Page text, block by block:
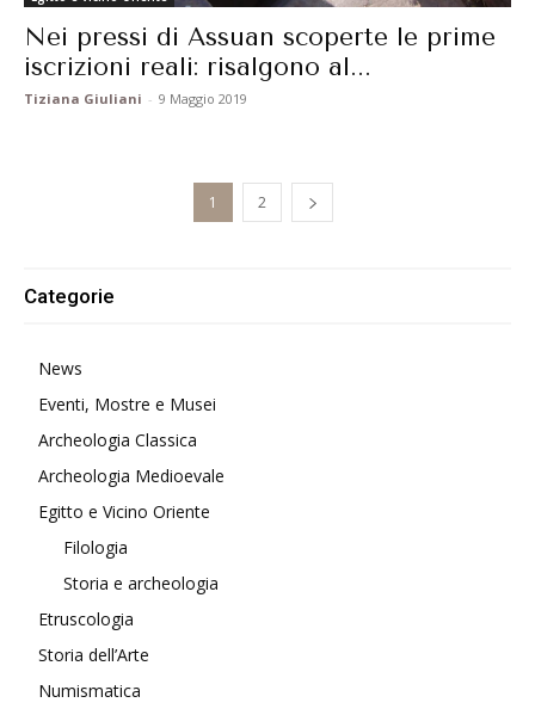
Nei pressi di Assuan scoperte le prime
iscrizioni reali: risalgono al...
Tiziana Giuliani - 9 Maggio 2019
1 2
Categorie
News
Eventi, Mostre e Musei
Archeologia Classica
Archeologia Medioevale
Egitto e Vicino Oriente
Filologia
Storia e archeologia
Etruscologia
Storia dell’Arte
Numismatica